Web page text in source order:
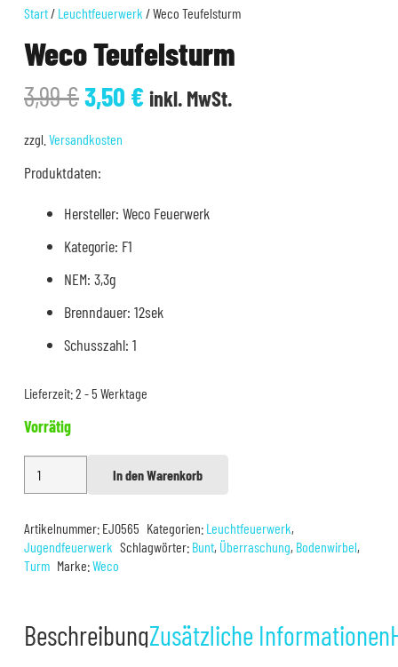
Start/ Leuchtfeuerwerk / Weco Teufelsturm
Weco Teufelsturm
3,99€Ursprünglicher
Preis
war:
3,99 €
3,50 €Aktueller
inkl. MwSt.
zzgl. Versandkosten
Produktdaten:
Hersteller: Weco Feuerwerk
Kategorie: F1
NEM: 3,3g
Brenndauer: 12sek
Schusszahl: 1
Lieferzeit:2 - 5 Werktage
Vorrätig
Weco
Teufelsturm
In den Warenkorb
Alternative:
Artikelnummer: EJ0565 Kategorien: Leuchtfeuerwerk,
Jugendfeuerwerk Schlagwörter: Bunt, Überraschung, Bodenwirbel,
Turm Marke:Weco
BeschreibungZusätzliche Informationen